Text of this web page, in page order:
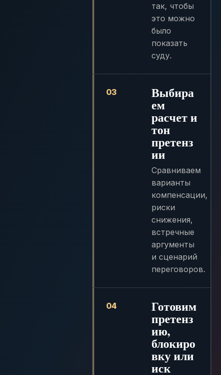
так, чтобы
это можно
было
показать
суду.
03 Выбира
ем
расчет и
тон
претенз
ии
Сравниваем
варианты
компенсации,
риски
снижения,
встречные
аргументы
и сценарий
переговоров.
04 Готовим
претенз
ию,
блокиро
вку или
иск